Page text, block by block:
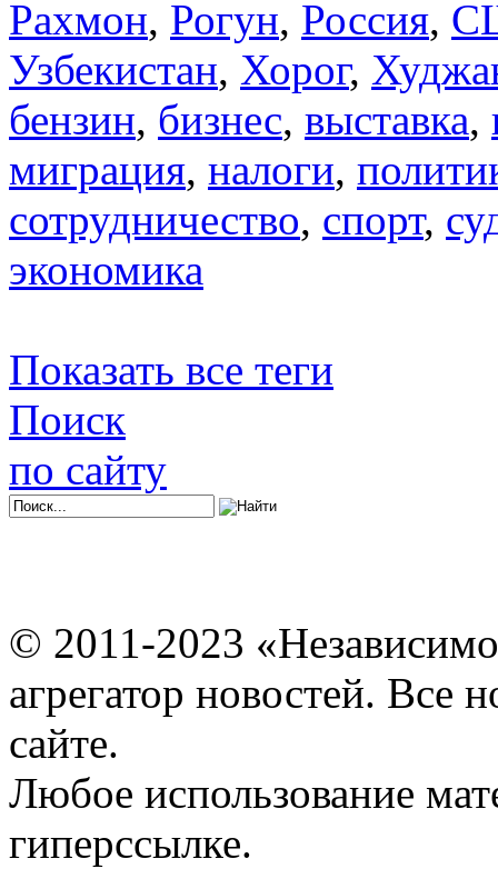
Рахмон, Рогун, Россия,
Узбекистан, Хорог,
бензин, бизнес, выставка,
миграция, налоги,
сотрудничество, спорт,
экономика
Показать все теги
Поиск
по сайту
© 2011-2023
агрегатор новостей. Все
сайте.
Любое использование
гиперссылке.